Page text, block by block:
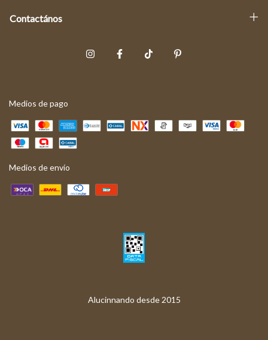
Contactános
Medios de pago
Medios de envío